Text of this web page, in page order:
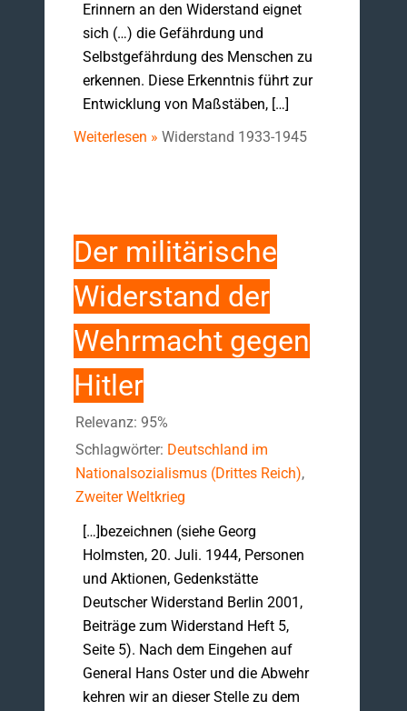
Erinnern an den Widerstand eignet
sich (…) die Gefährdung und
Selbstgefährdung des Menschen zu
erkennen. Diese Erkenntnis führt zur
Entwicklung von Maßstäben, […]
Weiterlesen » Widerstand 1933-1945
Der militärische
Widerstand der
Wehrmacht gegen
Hitler
Relevanz: 95%
Schlagwörter: Deutschland im
Nationalsozialismus (Drittes Reich),
Zweiter Weltkrieg
[…]bezeichnen (siehe Georg
Holmsten, 20. Juli. 1944, Personen
und Aktionen, Gedenkstätte
Deutscher Widerstand Berlin 2001,
Beiträge zum Widerstand Heft 5,
Seite 5). Nach dem Eingehen auf
General Hans Oster und die Abwehr
kehren wir an dieser Stelle zu dem